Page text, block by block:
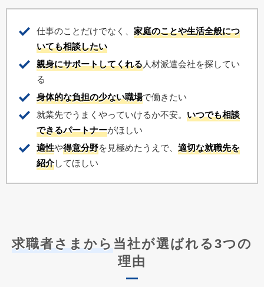
仕事のことだけでなく、 家庭のことや生活全般につ
いても相談したい
親身にサポートしてくれる人材派遣会社を探してい
る
身体的な負担の少ない職場で働きたい
就業先でうまくやっていけるか不安。 いつでも相談
できるパートナーがほしい
適性や得意分野を見極めたうえで、 適切な就職先を
紹介してほしい
求職者さまから 当社が選ばれる3つの
理由